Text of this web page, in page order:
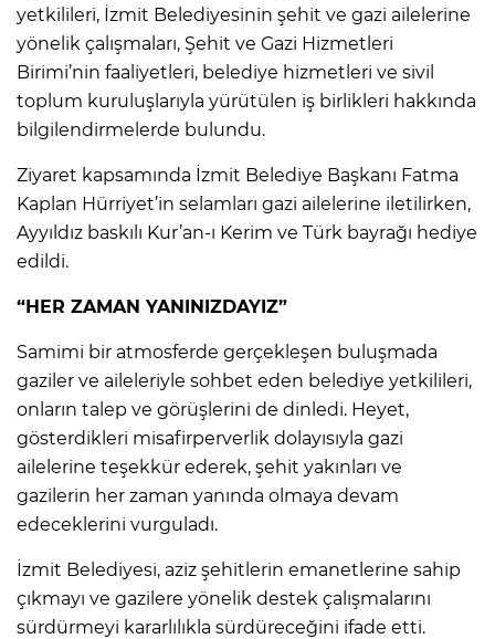
yetkilileri, İzmit Belediyesinin şehit ve gazi ailelerine
yönelik çalışmaları, Şehit ve Gazi Hizmetleri
Birimi’nin faaliyetleri, belediye hizmetleri ve sivil
toplum kuruluşlarıyla yürütülen iş birlikleri hakkında
bilgilendirmelerde bulundu.
Ziyaret kapsamında İzmit Belediye Başkanı Fatma
Kaplan Hürriyet’in selamları gazi ailelerine iletilirken,
Ayyıldız baskılı Kur’an-ı Kerim ve Türk bayrağı hediye
edildi.
“HER ZAMAN YANINIZDAYIZ”
Samimi bir atmosferde gerçekleşen buluşmada
gaziler ve aileleriyle sohbet eden belediye yetkilileri,
onların talep ve görüşlerini de dinledi. Heyet,
gösterdikleri misafirperverlik dolayısıyla gazi
ailelerine teşekkür ederek, şehit yakınları ve
gazilerin her zaman yanında olmaya devam
edeceklerini vurguladı.
İzmit Belediyesi, aziz şehitlerin emanetlerine sahip
çıkmayı ve gazilere yönelik destek çalışmalarını
sürdürmeyi kararlılıkla sürdüreceğini ifade etti.